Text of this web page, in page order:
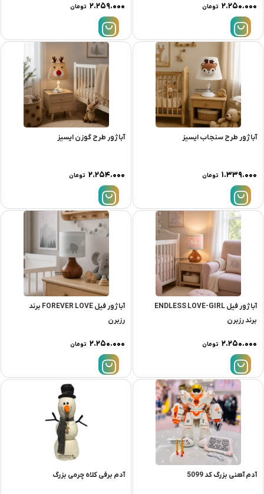
۲.۲۵۰.۰۰۰ تومان ۲.۲۵۹.۰۰۰ تومان
آباژور طرح سنجاب ایسیز
۱.۳۳۹.۰۰۰ تومان
آباژور طرح گوزن ایسیز
۲.۲۵۴.۰۰۰ تومان
آباژور فیل ENDLESS LOVE-GIRL
برند رزبرن
۲.۲۵۰.۰۰۰ تومان
آباژور فیل FOREVER LOVE برند
رزبرن
۲.۲۵۰.۰۰۰ تومان
آدم آهنی بزرگ کد 5099 آدم برفی كلاه چرمی بزرگ